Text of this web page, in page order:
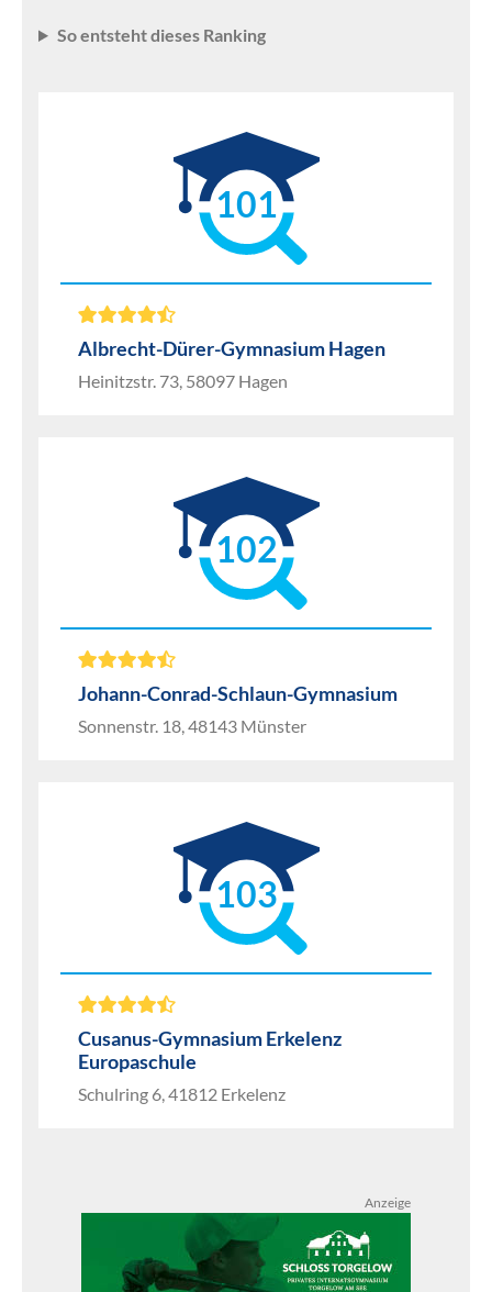
So entsteht dieses Ranking
101
Albrecht-Dürer-Gymnasium Hagen
Heinitzstr. 73, 58097 Hagen
102
Johann-Conrad-Schlaun-Gymnasium
Sonnenstr. 18, 48143 Münster
103
Cusanus-Gymnasium Erkelenz
Europaschule
Schulring 6, 41812 Erkelenz
Anzeige